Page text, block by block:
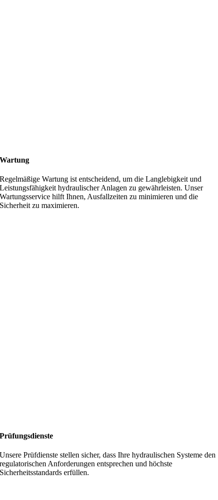
Wartung
Regelmäßige Wartung ist entscheidend, um die Langlebigkeit und
Leistungsfähigkeit hydraulischer Anlagen zu gewährleisten. Unser
Wartungsservice hilft Ihnen, Ausfallzeiten zu minimieren und die
Sicherheit zu maximieren.
Prüfungsdienste
Unsere Prüfdienste stellen sicher, dass Ihre hydraulischen Systeme den
regulatorischen Anforderungen entsprechen und höchste
Sicherheitsstandards erfüllen.